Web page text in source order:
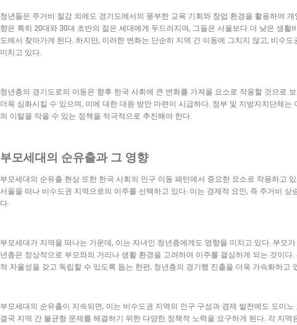
청년들은 주거비 절감 외에도 경기도에서의 풍부한 교육 기회와 창업 환경을 활용하여
향은 특히 20대와 30대 초반의 젊은 세대에게 두드러지며, 그들은 서울보다 더 낮은 생활
도에서 찾아가게 된다. 하지만, 이러한 변화는 단순히 지역 간 이동에 그치지 않고, 비수
미치고 있다.
청년층의 경기도로의 이동은 향후 한국 사회에 큰 변화를 가져올 요소로 작용할 것으로
더욱 심화시킬 수 있으며, 이에 대한 대응 방안 마련이 시급하다. 정부 및 지방자치단체는
의 이탈을 막을 수 있는 정책을 적극적으로 추진해야 한다.
부모세대의 순유출과 그 영향
부모세대의 순유출 현상 또한 한국 사회의 인구 이동 패턴에서 중요한 요소로 작용하고
서울을 떠나 비수도권 지역으로의 이주를 선택하고 있다. 이는 경제적 요인, 즉 주거비 상
다.
부모세대가 지역을 떠나는 가운데, 이는 자녀인 청년층에게도 영향을 미치고 있다. 부모
년층은 정상적으로 부모와의 거리나 생활 환경을 고려하여 이주를 결심하게 되는 것이다
적 자율성을 갖고 독립할 수 있도록 돕는 한편, 청년층의 경기행 진출을 더욱 가속화하고
부모세대의 순유출이 지속되면, 이는 비수도권 지역의 인구 구성과 경제 발전에도 도미
결국 지역 간 불균형 문제를 해결하기 위한 다양한 정책적 노력을 요구하게 된다. 각 지역